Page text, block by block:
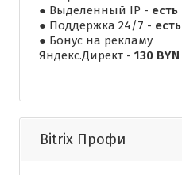
● Выделенный IP - есть
● Поддержка 24/7 - есть
● Бонус на рекламу
Яндекс.Директ - 130 BYN
Bitrix Профи